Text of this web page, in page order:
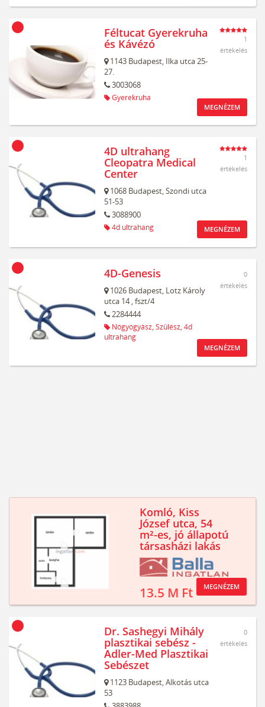
Féltucat Gyerekruha
és Kávézó
1143 Budapest, Ilka utca 25-
27.
3003068
Gyerekruha
1
értékelés
MEGNÉZEM
4D ultrahang
Cleopatra Medical
Center
1068 Budapest,Szondi utca
51-53
3088900
4d ultrahang
1
értékelés
MEGNÉZEM
4D-Genesis
1026 Budapest, Lotz Károly
utca 14, fszt/4
2284444
Nőgyógyász, Szülész, 4d
ultrahang
0
értékelés
MEGNÉZEM
Komló, Kiss
József utca, 54
m²-es, jó állapotú
társasházi lakás
13.5 M Ft MEGNÉZEM
Dr. Sashegyi Mihály
plasztikai sebész -
Adler-Med Plasztikai
Sebészet
1123 Budapest,Alkotás utca
53
0
értékelés